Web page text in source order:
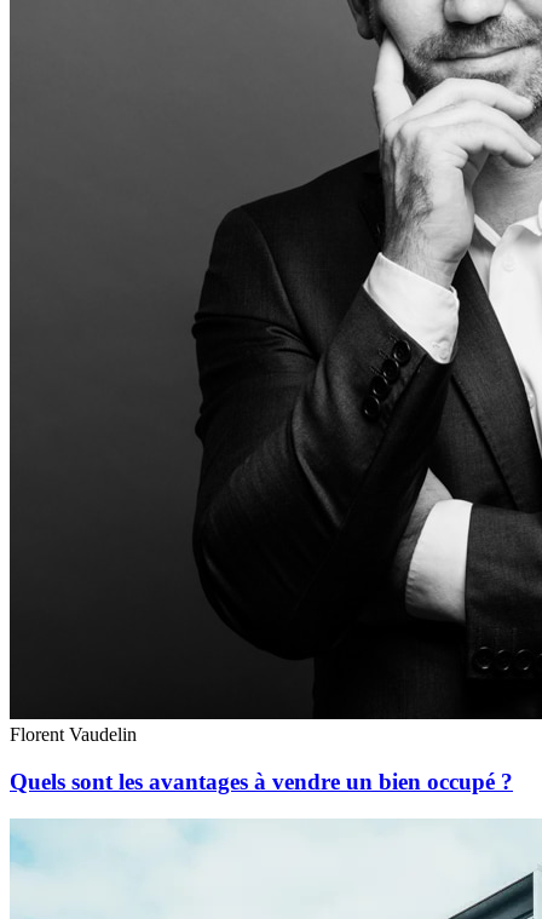
Florent Vaudelin
Quels sont les avantages à vendre un bien occupé ?